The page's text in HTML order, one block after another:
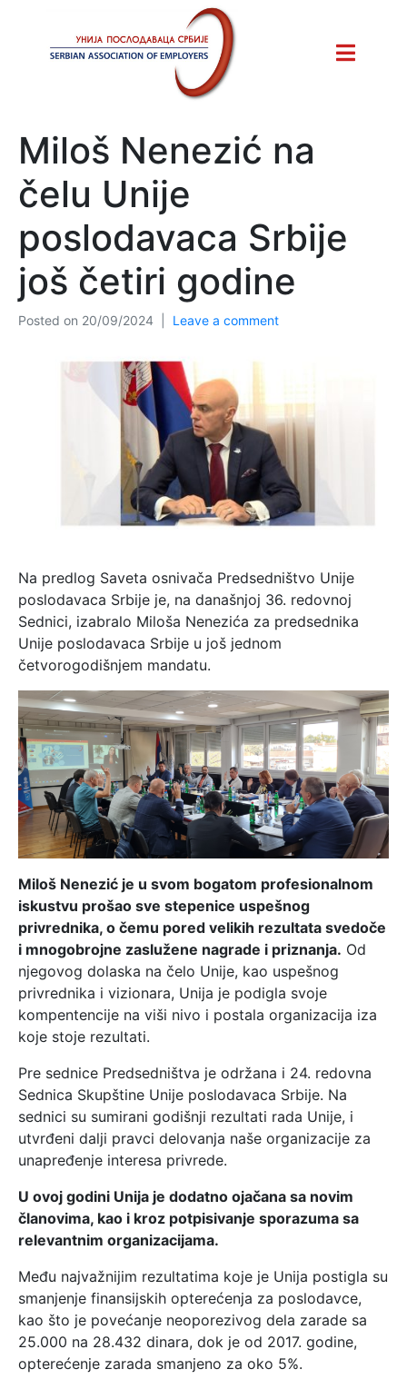
Miloš Nenezić na
čelu Unije
poslodavaca Srbije
još četiri godine
Posted on 20/09/2024 Leave a comment
Na predlog Saveta osnivača Predsedništvo Unije
poslodavaca Srbije je, na današnjoj 36. redovnoj
Sednici, izabralo Miloša Nenezića za predsednika
Unije poslodavaca Srbije u još jednom
četvorogodišnjem mandatu.
Miloš Nenezić je u svom bogatom profesionalnom
iskustvu prošao sve stepenice uspešnog
privrednika, o čemu pored velikih rezultata svedoče
i mnogobrojne zaslužene nagrade i priznanja. Od
njegovog dolaska na čelo Unije, kao uspešnog
privrednika i vizionara, Unija je podigla svoje
kompentencije na viši nivo i postala organizacija iza
koje stoje rezultati.
Pre sednice Predsedništva je održana i 24. redovna
Sednica Skupštine Unije poslodavaca Srbije. Na
sednici su sumirani godišnji rezultati rada Unije, i
utvrđeni dalji pravci delovanja naše organizacije za
unapređenje interesa privrede.
U ovoj godini Unija je dodatno ojačana sa novim
članovima, kao i kroz potpisivanje sporazuma sa
relevantnim organizacijama.
Među najvažnijim rezultatima koje je Unija postigla su
smanjenje finansijskih opterećenja za poslodavce,
kao što je povećanje neoporezivog dela zarade sa
25.000 na 28.432 dinara, dok je od 2017. godine,
opterećenje zarada smanjeno za oko 5%.